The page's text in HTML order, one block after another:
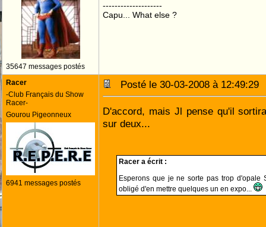
35647 messages postés
--------------------
Capu... What else ?
Racer
-Club Français du Show
Racer-
Gourou Pigeonneux
6941 messages postés
Posté le 30-03-2008 à
D'accord, mais Jl pense qu'il
sur deux...
Racer a écrit :
Esperons que je ne sorte pas trop d'opale
obligé d'en mettre quelques un en expo...